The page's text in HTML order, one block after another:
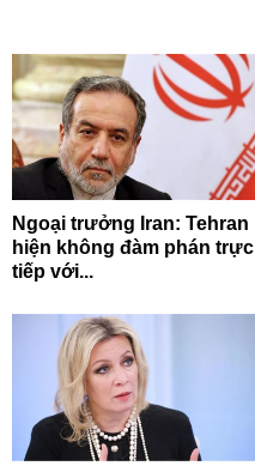
Ngoại trưởng Iran: Tehran
hiện không đàm phán trực
tiếp với...